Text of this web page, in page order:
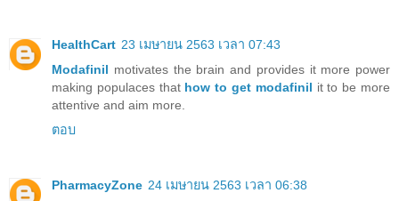
HealthCart 23 เมษายน 2563 เวลา 07:43
Modafinil motivates the brain and provides it more power
making populaces that how to get modafinil it to be more
attentive and aim more.
ตอบ
PharmacyZone 24 เมษายน 2563 เวลา 06:38